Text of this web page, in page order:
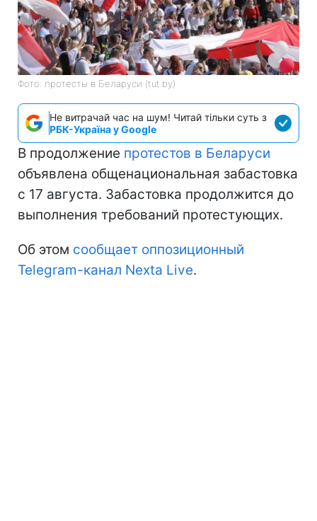
Фото: протесты в Беларуси (tut.by)
Не витрачай час на шум! Читай тільки суть з
РБК-Україна у Google
В продолжение протестов в Беларуси
объявлена общенациональная забастовка
с 17 августа. Забастовка продолжится до
выполнения требований протестующих.
Об этом сообщает оппозиционный
Telegram-канал Nexta Live.